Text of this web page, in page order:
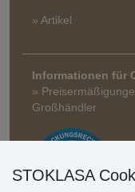
» Artikel
Informationen für
»
Großhändler
STOKLASA